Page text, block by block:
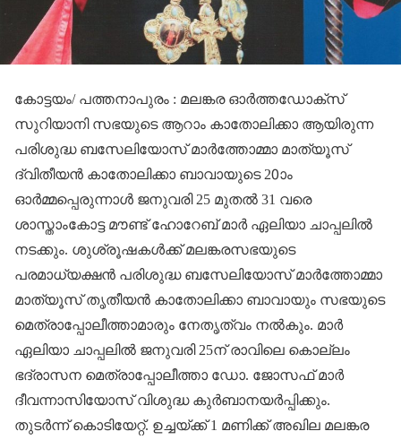
കോട്ടയം/ പത്തനാപുരം : മലങ്കര ഓർത്തഡോക്സ്
സുറിയാനി സഭയുടെ ആറാം കാതോലിക്കാ ആയിരുന്ന
പരിശുദ്ധ ബസേലിയോസ് മാർത്തോമ്മാ മാത്യൂസ്
ദ്വിതീയൻ കാതോലിക്കാ ബാവായുടെ 20ാം
ഓർമ്മപ്പെരുന്നാൾ ജനുവരി 25 മുതൽ 31 വരെ
ശാസ്താംകോട്ട മൗണ്ട് ഹോറേബ് മാർ ഏലിയാ ചാപ്പലിൽ
നടക്കും. ശുശ്രൂഷകൾക്ക് മലങ്കരസഭയുടെ
പരമാധ്യക്ഷൻ പരിശുദ്ധ ബസേലിയോസ് മാർത്തോമ്മാ
മാത്യൂസ് തൃതീയൻ കാതോലിക്കാ ബാവായും സഭയുടെ
മെത്രാപ്പോലീത്താമാരും നേതൃത്വം നൽകും. മാർ
ഏലിയാ ചാപ്പലിൽ ജനുവരി 25ന് രാവിലെ കൊല്ലം
ഭദ്രാസന മെത്രാപ്പോലീത്താ ഡോ. ജോസഫ് മാർ
ദീവന്നാസിയോസ് വിശുദ്ധ കുർബാനയർപ്പിക്കും.
തുടർന്ന് കൊടിയേറ്റ്. ഉച്ചയ്ക്ക് 1 മണിക്ക് അഖില മലങ്കര